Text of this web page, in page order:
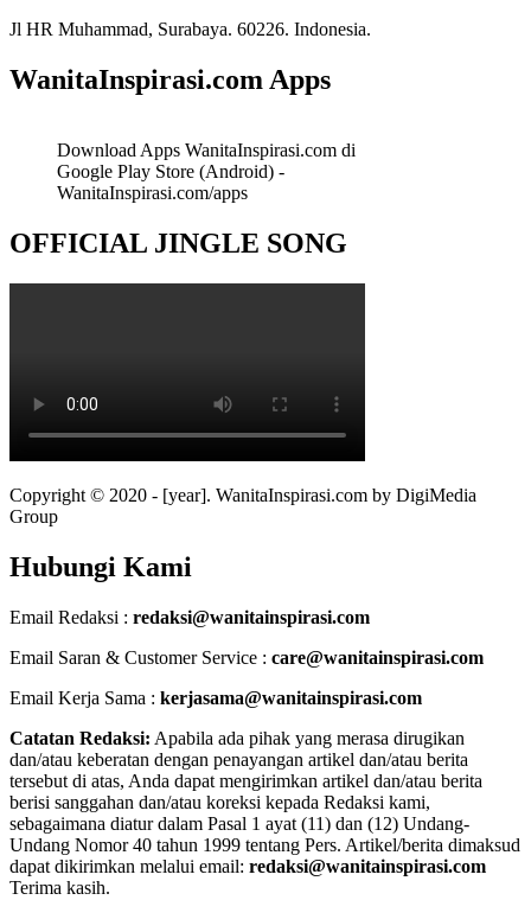
Jl HR Muhammad, Surabaya. 60226. Indonesia.
WanitaInspirasi.com Apps
Download Apps WanitaInspirasi.com di
Google Play Store (Android) -
WanitaInspirasi.com/apps
OFFICIAL JINGLE SONG
Copyright © 2020 - [year]. WanitaInspirasi.com by DigiMedia
Group
Hubungi Kami
Email Redaksi : redaksi@wanitainspirasi.com
Email Saran & Customer Service : care@wanitainspirasi.com
Email Kerja Sama : kerjasama@wanitainspirasi.com
Catatan Redaksi: Apabila ada pihak yang merasa dirugikan
dan/atau keberatan dengan penayangan artikel dan/atau berita
tersebut di atas, Anda dapat mengirimkan artikel dan/atau berita
berisi sanggahan dan/atau koreksi kepada Redaksi kami,
sebagaimana diatur dalam Pasal 1 ayat (11) dan (12) Undang-
Undang Nomor 40 tahun 1999 tentang Pers. Artikel/berita dimaksud
dapat dikirimkan melalui email: redaksi@wanitainspirasi.com
Terima kasih.